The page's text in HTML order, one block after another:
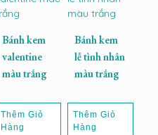
Bánh kem
valentine
màu trắng
Thêm Giỏ
Hàng
Bánh kem
lễ tình nhân
màu trắng
Thêm Giỏ
Hàng